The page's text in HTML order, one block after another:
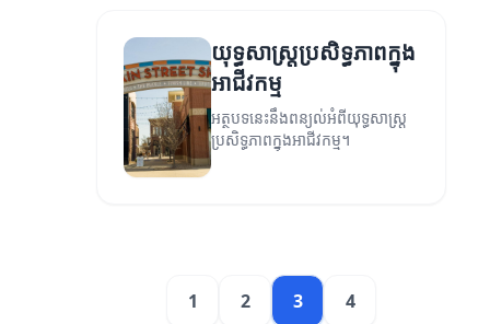
យុទ្ធសាស្ត្រប្រសិទ្ធភាពក្នុង
អាជីវកម្ម
អត្ថបទនេះនឹងពន្យល់អំពីយុទ្ធសាស្ត្រ
ប្រសិទ្ធភាពក្នុងអាជីវកម្ម។
1 2 3 4